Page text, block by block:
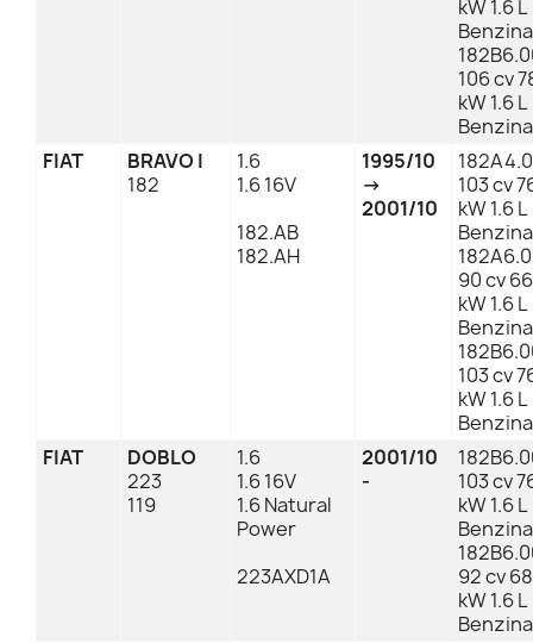
kW 1.6 L
Benzina
106 cv
kW 1.6 L
Benzina
FIAT
BRAVO I
182
1.6
1.6 16V
182.AB
182.AH
1995/10
→
2001/10
103 cv
kW 1.6 L
Benzina
90 cv 66
kW 1.6 L
Benzina
103 cv
kW 1.6 L
Benzina
FIAT
DOBLO
223
119
1.6
1.6 16V
1.6 Natural
Power
223AXD1A
2001/10
-
103 cv
kW 1.6 L
Benzina
92 cv 68
kW 1.6 L
Benzina